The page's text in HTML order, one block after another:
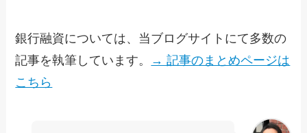
銀行融資については、当ブログサイトにて多数の
記事を執筆しています。
→ 記事のまとめページは
こちら